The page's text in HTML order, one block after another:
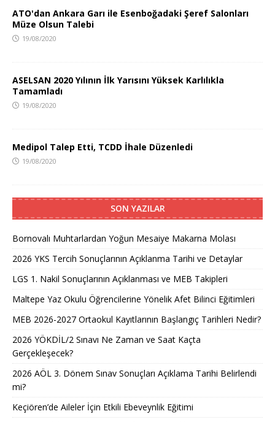
ATO'dan Ankara Garı ile Esenboğadaki Şeref Salonları
Müze Olsun Talebi
19/08/2020
ASELSAN 2020 Yılının İlk Yarısını Yüksek Karlılıkla
Tamamladı
19/08/2020
Medipol Talep Etti, TCDD İhale Düzenledi
19/08/2020
SON YAZILAR
Bornovalı Muhtarlardan Yoğun Mesaiye Makarna Molası
2026 YKS Tercih Sonuçlarının Açıklanma Tarihi ve Detaylar
LGS 1. Nakil Sonuçlarının Açıklanması ve MEB Takipleri
Maltepe Yaz Okulu Öğrencilerine Yönelik Afet Bilinci Eğitimleri
MEB 2026-2027 Ortaokul Kayıtlarının Başlangıç Tarihleri Nedir?
2026 YÖKDİL/2 Sınavı Ne Zaman ve Saat Kaçta
Gerçekleşecek?
2026 AÖL 3. Dönem Sınav Sonuçları Açıklama Tarihi Belirlendi
mi?
Keçiören’de Aileler İçin Etkili Ebeveynlik Eğitimi